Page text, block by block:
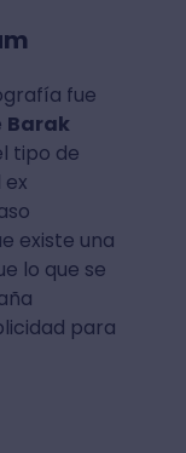
fue
Barak
tipo de
existe una
lo que se
para